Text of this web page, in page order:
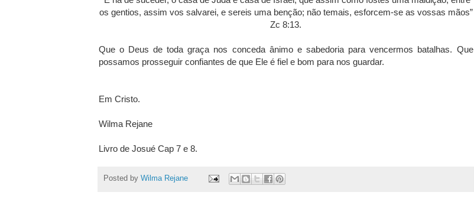
os gentios, assim vos salvarei, e sereis uma benção; não temais, esforcem-se as vossas mãos”
Zc 8:13.
Que o Deus de toda graça nos conceda ânimo e sabedoria para vencermos batalhas. Que
possamos prosseguir confiantes de que Ele é fiel e bom para nos guardar.
Em Cristo.
Wilma Rejane
Livro de Josué Cap 7 e 8.
Posted by Wilma Rejane